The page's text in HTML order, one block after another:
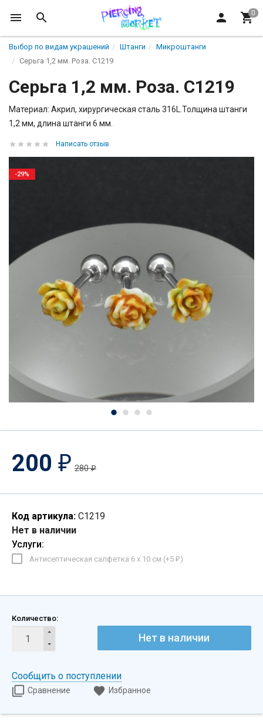
Выбор по видам украшений Штанги
Микроштанги
Серьга 1,2 мм. Роза. C1219
Серьга 1,2 мм. Роза. C1219
Материал: Акрил, хирургическая сталь 316L.Толщина штанги
1,2 мм, длина штанги 6 мм.
Написать отзыв
-29%
200 ₽ 280₽
Код артикула: C1219
Нет в наличии
Услуги:
Антисептическая салфетка 6 х 10 см (+5 ₽ )
Количество:
Нет в наличии
Сообщить о поступлении
Сравнение Избранное